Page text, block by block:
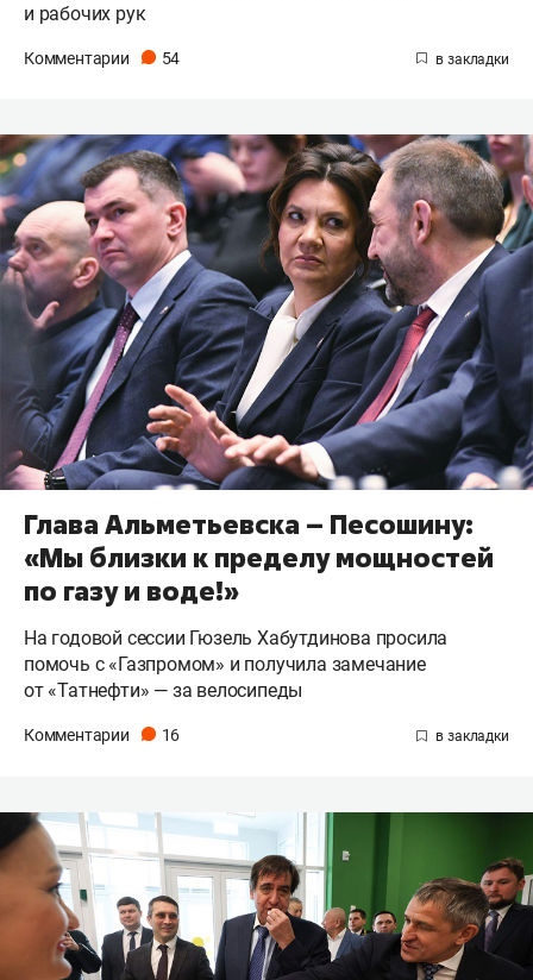
и рабочих рук
Комментарии 54
Глава Альметьевска – Песошину:
«Мы близки к пределу мощностей
по газу и воде!»
На годовой сессии Гюзель Хабутдинова просила
помочь с «Газпромом» и получила замечание
от «Татнефти» — за велосипеды
Комментарии 16